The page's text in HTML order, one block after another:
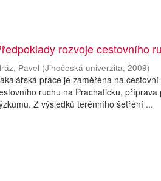
rozvoje cestovního
Pavel (Jihočeská univerzita,2009)
práce je zaměřena na
ruchu na Prachaticku,
Z výsledků terénního šetření ...